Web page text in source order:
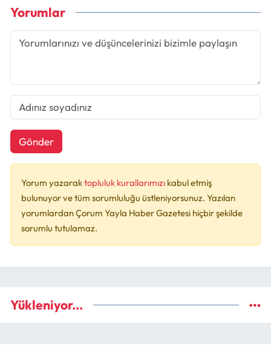
Yorumlar
Gönder
Yorum yazaraktopluluk kurallarımızı kabul etmiş
bulunuyor ve tüm sorumluluğu üstleniyorsunuz. Yazılan
yorumlardan Çorum Yayla Haber Gazetesi hiçbir şekilde
sorumlu tutulamaz.
Yükleniyor...